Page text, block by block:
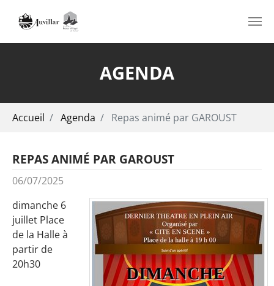
AGENDA
Accueil Agenda Repas animé par GAROUST
REPAS ANIMÉ PAR GAROUST
06/07/2025
dimanche 6
juillet Place
de la Halle à
partir de
20h30